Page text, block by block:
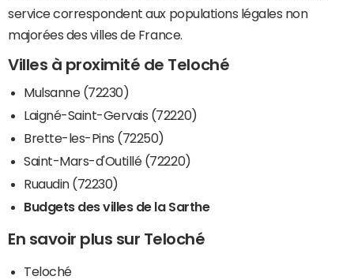
service correspondent aux populations légales non
majorées des villes de France.
Villes à proximité de Teloché
Mulsanne (72230)
Laigné-Saint-Gervais (72220)
Brette-les-Pins (72250)
Saint-Mars-d'Outillé (72220)
Ruaudin (72230)
Budgets des villes de la Sarthe
En savoir plus sur Teloché
Teloché